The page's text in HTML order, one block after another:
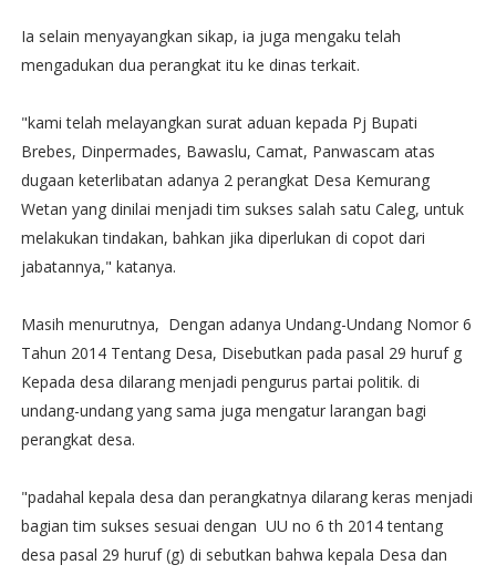
Ia selain menyayangkan sikap, ia juga mengaku telah
mengadukan dua perangkat itu ke dinas terkait.
"kami telah melayangkan surat aduan kepada Pj Bupati
Brebes, Dinpermades, Bawaslu, Camat, Panwascam atas
dugaan keterlibatan adanya 2 perangkat Desa Kemurang
Wetan yang dinilai menjadi tim sukses salah satu Caleg, untuk
melakukan tindakan, bahkan jika diperlukan di copot dari
jabatannya," katanya.
Masih menurutnya, Dengan adanya Undang-Undang Nomor 6
Tahun 2014 Tentang Desa, Disebutkan pada pasal 29 huruf g
Kepada desa dilarang menjadi pengurus partai politik. di
undang-undang yang sama juga mengatur larangan bagi
perangkat desa.
"padahal kepala desa dan perangkatnya dilarang keras menjadi
bagian tim sukses sesuai dengan UU no 6 th 2014 tentang
desa pasal 29 huruf (g) di sebutkan bahwa kepala Desa dan